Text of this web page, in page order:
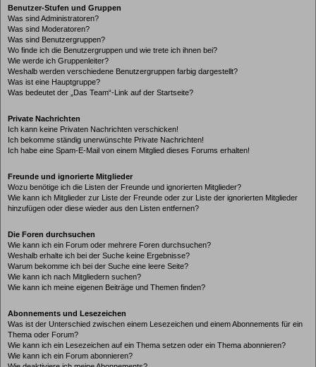
Benutzer-Stufen und Gruppen
Was sind Administratoren?
Was sind Moderatoren?
Was sind Benutzergruppen?
Wo finde ich die Benutzergruppen und wie trete ich ihnen bei?
Wie werde ich Gruppenleiter?
Weshalb werden verschiedene Benutzergruppen farbig dargestellt?
Was ist eine Hauptgruppe?
Was bedeutet der „Das Team“-Link auf der Startseite?
Private Nachrichten
Ich kann keine Privaten Nachrichten verschicken!
Ich bekomme ständig unerwünschte Private Nachrichten!
Ich habe eine Spam-E-Mail von einem Mitglied dieses Forums erhalten!
Freunde und ignorierte Mitglieder
Wozu benötige ich die Listen der Freunde und ignorierten Mitglieder?
Wie kann ich Mitglieder zur Liste der Freunde oder zur Liste der ignorierten Mitglieder
hinzufügen oder diese wieder aus den Listen entfernen?
Die Foren durchsuchen
Wie kann ich ein Forum oder mehrere Foren durchsuchen?
Weshalb erhalte ich bei der Suche keine Ergebnisse?
Warum bekomme ich bei der Suche eine leere Seite?
Wie kann ich nach Mitgliedern suchen?
Wie kann ich meine eigenen Beiträge und Themen finden?
Abonnements und Lesezeichen
Was ist der Unterschied zwischen einem Lesezeichen und einem Abonnements für ein
Thema oder Forum?
Wie kann ich ein Lesezeichen auf ein Thema setzen oder ein Thema abonnieren?
Wie kann ich ein Forum abonnieren?